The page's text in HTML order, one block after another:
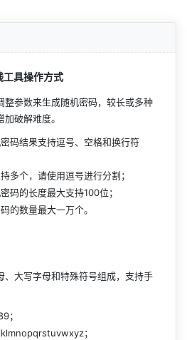
工具操作方式
整参数来生成随机密码，较长或多种
破解难度。
码结果支持逗号、空格和换行符
多个，请使用逗号进行分割；
码的长度最大支持100位；
的数量最大一万个。
、大写字母和特殊符号组成，支持手
；
；